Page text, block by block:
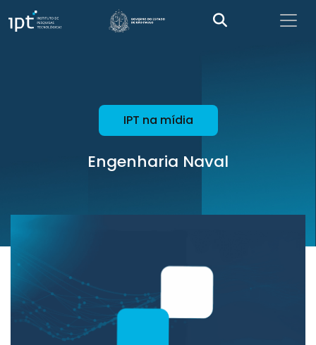
IPT na mídia
Engenharia Naval